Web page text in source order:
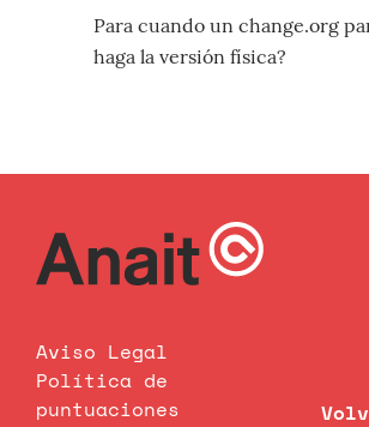
Para cuando un change.org
haga la versión física?
Aviso Legal
Política de
puntuaciones